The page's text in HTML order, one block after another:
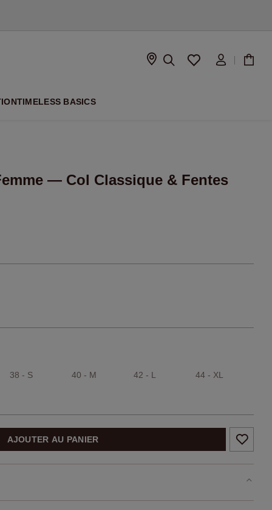
TIMELESS BASICS
— Col Classique & Fentes
38 - S 40 - M 42 - L 44 - XL
AJOUTER AU PANIER